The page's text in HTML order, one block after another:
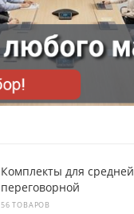
Комплекты для средней
переговорной
56 ТОВАРОВ